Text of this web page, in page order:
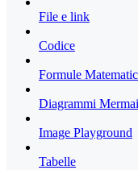
File e link
Codice
Formule
Diagrammi
Image Playground
Tabelle